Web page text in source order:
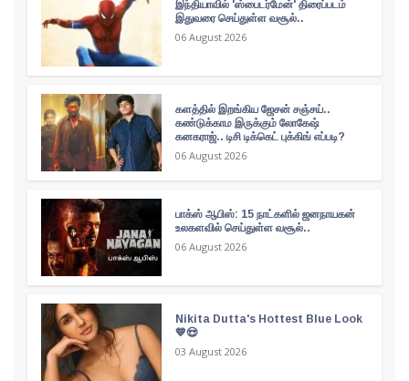
இந்தியாவில் 'ஸ்பைடர்மேன்' திரைப்படம்
இதுவரை செய்துள்ள வசூல்..
06 August 2026
களத்தில் இறங்கிய ஜேசன் சஞ்சய்..
கண்டுக்காம இருக்கும் லோகேஷ்
கனகராஜ்.. டிசி டிக்கெட் புக்கிங் எப்படி?
06 August 2026
பாக்ஸ் ஆபிஸ்: 15 நாட்களில் ஜனநாயகன்
உலகளவில் செய்துள்ள வசூல்..
06 August 2026
Nikita Dutta's Hottest Blue Look
💙😍
03 August 2026